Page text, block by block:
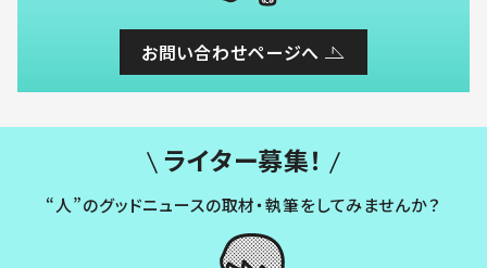
お問い合わせページへ
ライター募集！
“人”のグッドニュースの取材・執筆をしてみませんか？